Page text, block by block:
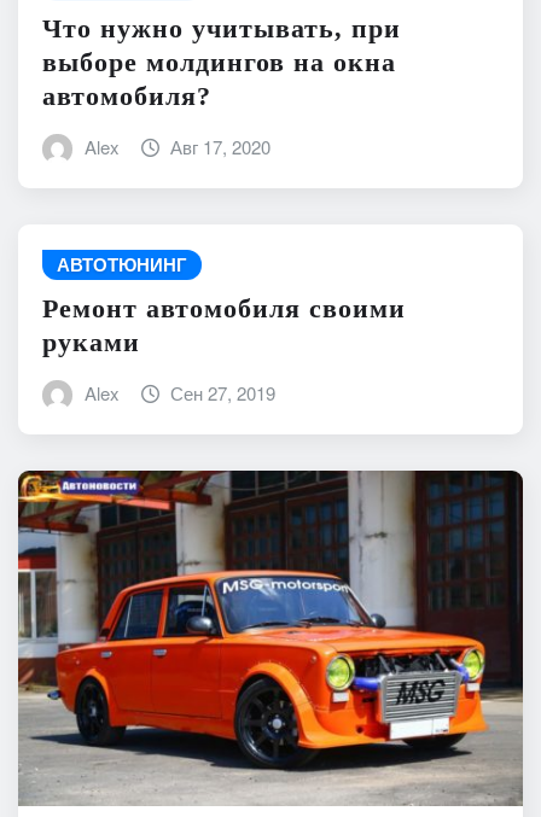
Что нужно учитывать, при
выборе молдингов на окна
автомобиля?
Alex Авг 17, 2020
АВТОТЮНИНГ
Ремонт автомобиля своими
руками
Alex Сен 27, 2019